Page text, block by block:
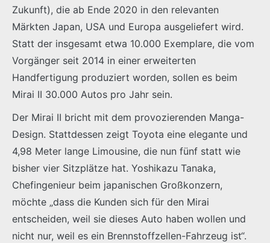
Zukunft), die ab Ende 2020 in den relevanten
Märkten Japan, USA und Europa ausgeliefert wird.
Statt der insgesamt etwa 10.000 Exemplare, die vom
Vorgänger seit 2014 in einer erweiterten
Handfertigung produziert worden, sollen es beim
Mirai II 30.000 Autos pro Jahr sein.
Der Mirai II bricht mit dem provozierenden Manga-
Design. Stattdessen zeigt Toyota eine elegante und
4,98 Meter lange Limousine, die nun fünf statt wie
bisher vier Sitzplätze hat. Yoshikazu Tanaka,
Chefingenieur beim japanischen Großkonzern,
möchte „dass die Kunden sich für den Mirai
entscheiden, weil sie dieses Auto haben wollen und
nicht nur, weil es ein Brennstoffzellen-Fahrzeug ist“.